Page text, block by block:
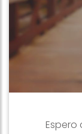
Espero